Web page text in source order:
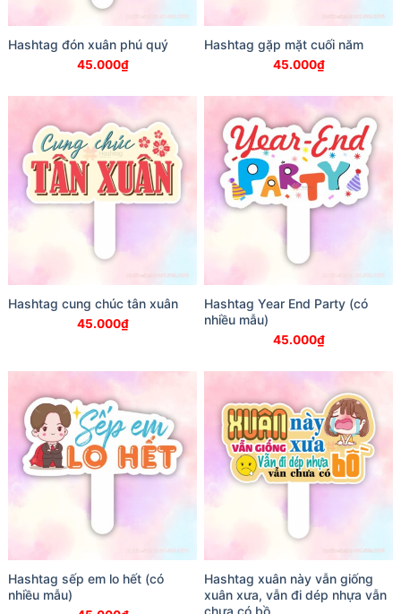
Hashtag đón xuân phú quý
45.000₫
Hashtag gặp mặt cuối năm
45.000₫
Hashtag cung chúc tân xuân
45.000₫
Hashtag Year End Party (có
nhiều mẫu)
45.000₫
Hashtag sếp em lo hết (có
nhiều mẫu)
Hashtag xuân này vẫn giống
xuân xưa, vẫn đi dép nhựa vẫn